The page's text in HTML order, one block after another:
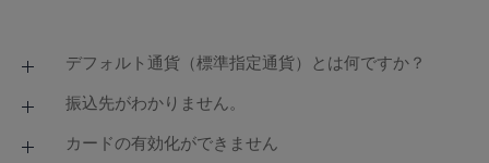
デフォルト通貨（標準指定通貨）とは何ですか？
初期設定では日本円残高にチャージする仕様になって
号が無い場合は優先的にデフォルト通貨にチャージさ
振込先がわかりません。
マイアカウントをご登録いただき「各種設定」のメニ
カードの有効化ができません